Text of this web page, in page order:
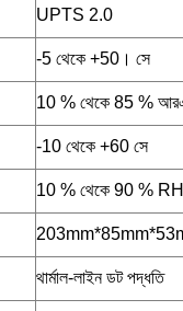
UPTS 2.0
-5 থেকে +50। সে
10 % থেকে 85 %
-10 থেকে +60 সে
10 % থেকে 90 % RH
থার্মাল-লাইন ডট পদ্ধতি